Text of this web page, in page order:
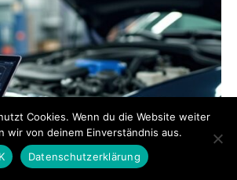
Cookies. Wenn du die Website weiter
wir von deinem Einverständnis aus.
Datenschutzerklärung